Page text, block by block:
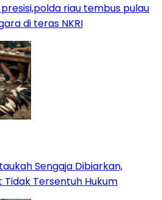
riau tembus pulau
di teras NKRI
Sengaja Dibiarkan,
Tidak Tersentuh Hukum